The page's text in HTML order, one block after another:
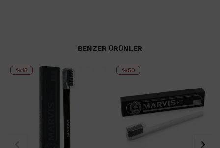
BENZER ÜRÜNLER
%15 %50